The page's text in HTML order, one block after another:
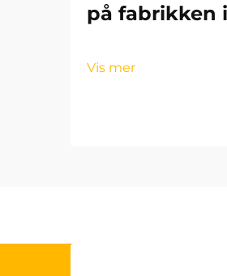
på fabrikken
Vis mer